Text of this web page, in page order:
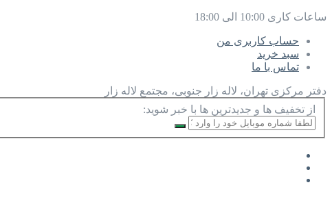
ساعات کاری 10:00 الی 18:00
حساب کاربری من
سبد خرید
تماس با ما
دفتر مرکزی تهران، لاله زار جنوبی، مجتمع لاله زار
از تخفیف ها و جدیدترین ها با خبر شوید: